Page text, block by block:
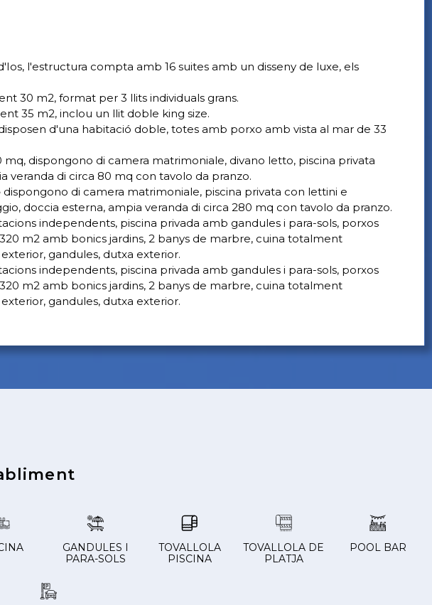
l'estructura compta amb 16 suites amb un disseny de luxe, els
30 m2, format per 3 llits individuals grans.
35 m2, inclou un llit doble king size.
d'una habitació doble, totes amb porxo amb vista al mar de 33
mq, dispongono di camera matrimoniale, divano letto, piscina privata
veranda di circa 80 mq con tavolo da pranzo.
dispongono di camera matrimoniale, piscina privata con lettini e
doccia esterna, ampia veranda di circa 280 mq con tavolo da pranzo.
independents, piscina privada amb gandules i para-sols, porxos
m2 amb bonics jardins, 2 banys de marbre, cuina totalment
gandules, dutxa exterior.
independents, piscina privada amb gandules i para-sols, porxos
m2 amb bonics jardins, 2 banys de marbre, cuina totalment
gandules, dutxa exterior.
GANDULES I
PARA-SOLS
TOVALLOLA
PISCINA
TOVALLOLA DE
PLATJA
POOL BAR